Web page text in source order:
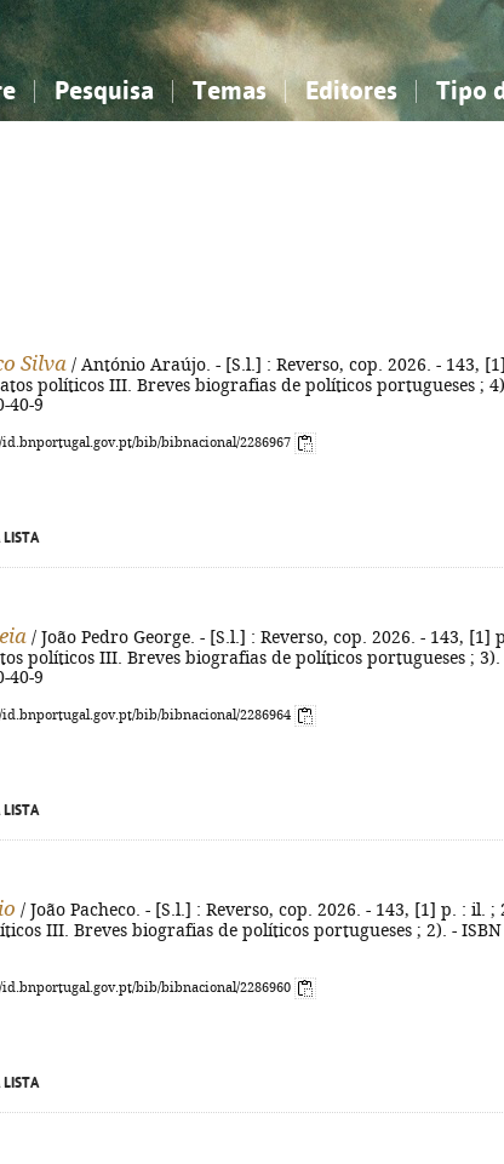
Pesquisa Temas
sociais...
Editores Tipo
sociais...
Silva / António Araújo. - [S.l.] : Reverso, cop. 2026. - 143,
políticos III. Breves biografias de políticos portugueses ;
40-9
bib/bibnacional/2286967
/ João Pedro George. - [S.l.] : Reverso, cop. 2026. - 143, [1]
políticos III. Breves biografias de políticos portugueses ; 3).
40-9
bib/bibnacional/2286964
/ João Pacheco. - [S.l.] : Reverso, cop. 2026. - 143, [1] p. : il. ;
III. Breves biografias de políticos portugueses ; 2). - ISBN
bib/bibnacional/2286960